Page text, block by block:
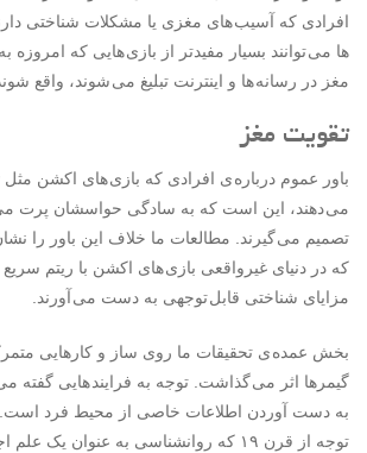
افرادی که آسیب های مغزی یا مشکلات شناختی
ها می توانند بسیار مفیدتر از بازی هایی که امروزه
مغز در رسانه ها و اینترنت تبلیغ می شوند، واقع
تقویت مغز
می دهند، این است که به سادگی حواسشان پرت
تصمیم می گیرند. مطالعات ما خلاف این باور را
که در دنیای غیرواقعی بازی های اکشن با ریتم
مزایای شناختی قابل توجهی به دست می آورند.
بخش عمده ی تحقیقات ما روی ساز و کارهایی
گیمرها اثر می گذاشت. توجه به فرایند هایی گفته
به دست آوردن اطلاعات خاصی از محیط فرد است.
توجه از قرن ۱۹ که روانشناسی به عنوان یک